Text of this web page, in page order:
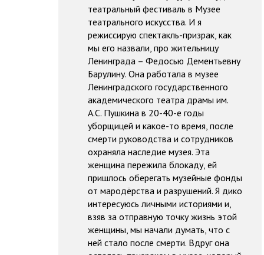
театральный фестиваль в Музее
театрального искусства. И я
режиссирую спектакль-призрак, как
мы его назвали, про жительницу
Ленинграда – Федосью Дементьевну
Барулину. Она работала в музее
Ленинградского государственного
академического театра драмы им.
А.С. Пушкина в 20-40-е годы
уборщицей и какое-то время, после
смерти руководства и сотрудников
охраняла наследие музея. Эта
женщина пережила блокаду, ей
пришлось оберегать музейные фонды
от мародёрства и разрушений. Я дико
интересуюсь личными историями и,
взяв за отправную точку жизнь этой
женщины, мы начали думать, что с
ней стало после смерти. Вдруг она